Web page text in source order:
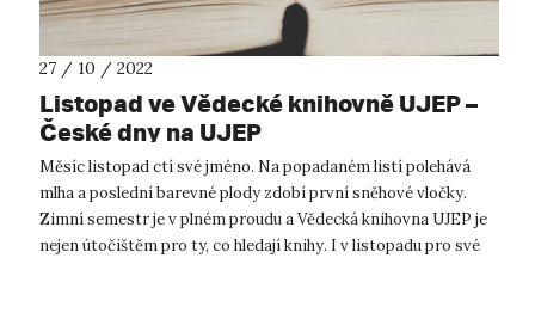
27 / 10 / 2022
Listopad ve Vědecké knihovně UJEP –
České dny na UJEP
Měsíc listopad ctí své jméno. Na popadaném listí polehává
mlha a poslední barevné plody zdobí první sněhové vločky.
Zimní semestr je v plném proudu a Vědecká knihovna UJEP je
nejen útočištěm pro ty, co hledají knihy. I v listopadu pro své